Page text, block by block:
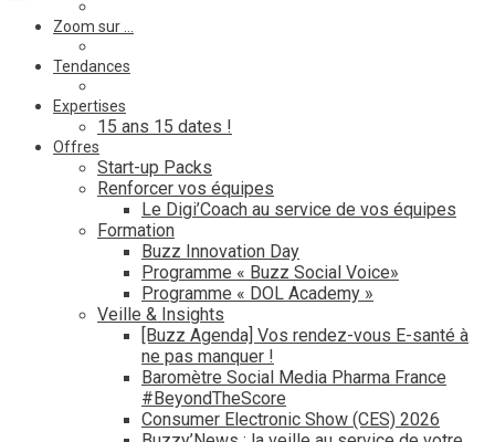
Zoom sur …
Tendances
Expertises
15 ans 15 dates !
Offres
Start-up Packs
Renforcer vos équipes
Le Digi’Coach au service de vos équipes
Formation
Buzz Innovation Day
Programme « Buzz Social Voice»
Programme « DOL Academy »
Veille & Insights
[Buzz Agenda] Vos rendez-vous E-santé à
ne pas manquer !
Baromètre Social Media Pharma France
#BeyondTheScore
Consumer Electronic Show (CES) 2026